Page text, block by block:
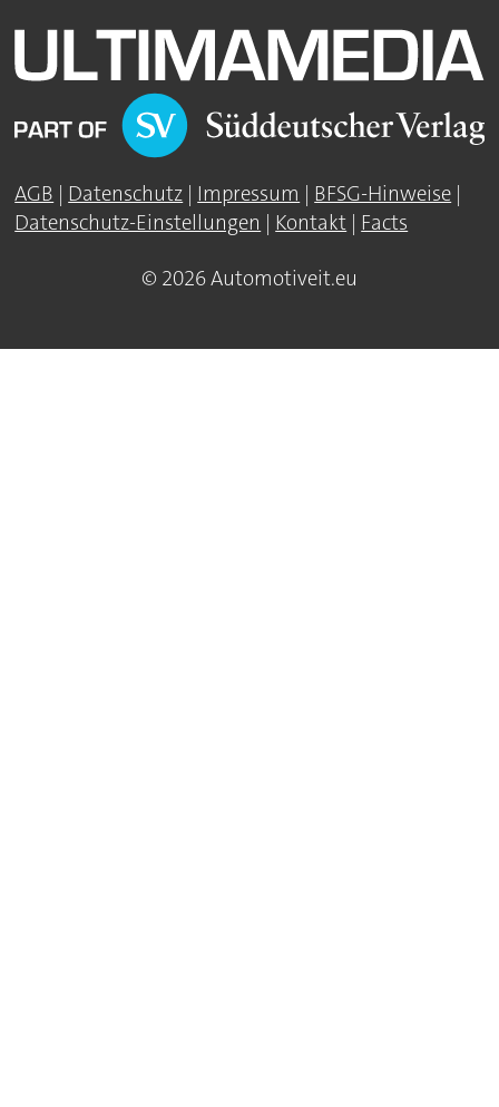
AGB | Datenschutz | Impressum | BFSG-Hinweise |
Datenschutz-Einstellungen | Kontakt | Facts
© 2026 Automotiveit.eu